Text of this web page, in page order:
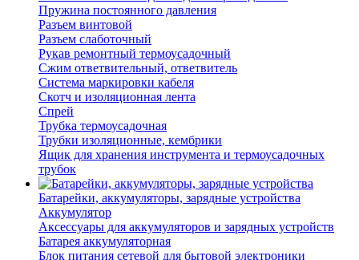
Пружина постоянного давления
Разъем винтовой
Разъем слаботочный
Рукав ремонтный термоусадочный
Сжим ответвительный, ответвитель
Система маркировки кабеля
Скотч и изоляционная лента
Спрей
Трубка термоусадочная
Трубки изоляционные, кембрики
Ящик для хранения инструмента и термоусадочных
трубок
Батарейки, аккумуляторы, зарядные устройства
Аккумулятор
Аксессуары для аккумуляторов и зарядных устройств
Батарея аккумуляторная
Блок питания сетевой для бытовой электроники